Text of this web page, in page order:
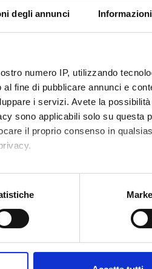
degli annunci
numero IP, utilizzando
fine di pubblicare annunci e
i servizi. Avete la
sono applicabili solo su questa
il proprio consenso in
di qualche metro,
sui cookie.
Davide Poli
Antonino Stefano Suraci
Antonietta Varlien